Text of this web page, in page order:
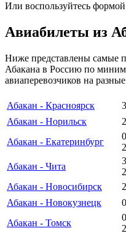
Или воспользуйтесь
Авиабилеты из
Ниже представлены самые
Абакана в Россию по
авиаперевозчиков на
Абакан - Красноярск
Абакан - Норильск
Абакан - Екатеринбург
Абакан - Чита
Абакан - Новосибирск
Абакан - Новокузнецк
Абакан - Томск